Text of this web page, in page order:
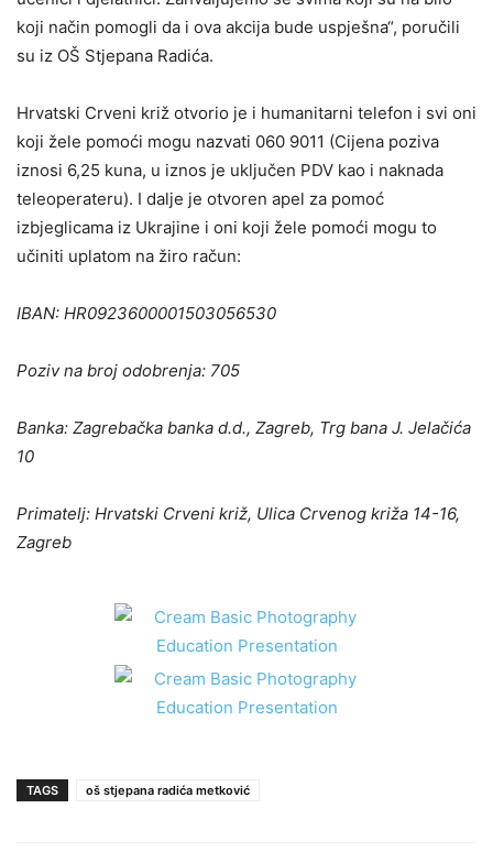
koji način pomogli da i ova akcija bude uspješna“, poručili
su iz OŠ Stjepana Radića.
Hrvatski Crveni križ otvorio je i humanitarni telefon i svi oni
koji žele pomoći mogu nazvati 060 9011 (Cijena poziva
iznosi 6,25 kuna, u iznos je uključen PDV kao i naknada
teleoperateru). I dalje je otvoren apel za pomoć
izbjeglicama iz Ukrajine i oni koji žele pomoći mogu to
učiniti uplatom na žiro račun:
IBAN: HR0923600001503056530
Poziv na broj odobrenja: 705
Banka: Zagrebačka banka d.d., Zagreb, Trg bana J. Jelačića
10
Primatelj: Hrvatski Crveni križ, Ulica Crvenog križa 14-16,
Zagreb
TAGS oš stjepana radića metković